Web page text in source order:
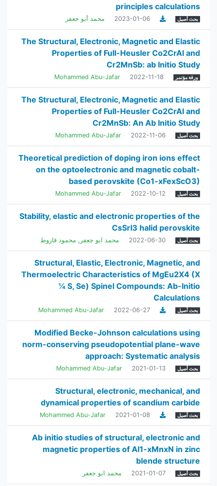
principles calculations
بحث أصيل 2023-01-06 محمد أبو جعفر
The Structural, Electronic, Magnetic and Elastic
Properties of Full-Heusler Co2CrAl and
Cr2MnSb: ab Initio Study
ورقة مؤتمر 2022-11-18
Mohammed Abu-Jafar
The Structural, Electronic, Magnetic and Elastic
Properties of Full-Heusler Co2CrAl and
Cr2MnSb: An Ab Initio Study
بحث أصيل 2022-11-06
Mohammed Abu-Jafar
Theoretical prediction of doping iron ions effect
on the optoelectronic and magnetic cobalt-
based perovskite (Co1-xFexScO3)
بحث أصيل 2022-10-12
Mohammed Abu-Jafar
Stability, elastic and electronic properties of the
CsSrI3 halid perovskite
بحث أصيل 2022-06-30 محمد ابو جعفر , محمود قاروط
Structural, Elastic, Electronic, Magnetic, and
Thermoelectric Characteristics of MgEu2X4 (X
¼ S, Se) Spinel Compounds: Ab-Initio
Calculations
بحث أصيل 2022-06-27
Mohammed Abu-Jafar
Modified Becke-Johnson calculations using
norm-conserving pseudopotential plane-wave
approach: Systematic analysis
بحث أصيل 2021-01-13
Mohammed Abu-Jafar
Structural, electronic, mechanical, and
dynamical properties of scandium carbide
بحث أصيل 2021-01-08
Mohammed Abu-Jafar
Ab initio studies of structural, electronic and
magnetic properties of Al1-xMnxN in zinc
blende structure
بحث أصيل 2021-01-07 محمد ابو جعفر